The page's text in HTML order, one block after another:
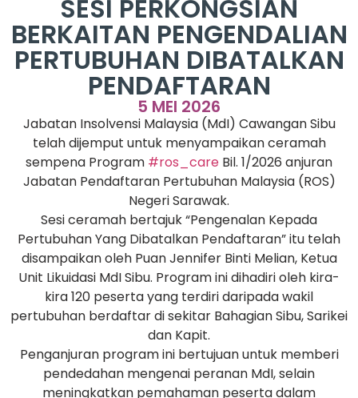
SESI PERKONGSIAN
BERKAITAN PENGENDALIAN
PERTUBUHAN DIBATALKAN
PENDAFTARAN
5 MEI 2026
Jabatan Insolvensi Malaysia (MdI) Cawangan Sibu
telah dijemput untuk menyampaikan ceramah
sempena Program #ros_care Bil. 1/2026 anjuran
Jabatan Pendaftaran Pertubuhan Malaysia (ROS)
Negeri Sarawak.
Sesi ceramah bertajuk “Pengenalan Kepada
Pertubuhan Yang Dibatalkan Pendaftaran” itu telah
disampaikan oleh Puan Jennifer Binti Melian, Ketua
Unit Likuidasi MdI Sibu. Program ini dihadiri oleh kira-
kira 120 peserta yang terdiri daripada wakil
pertubuhan berdaftar di sekitar Bahagian Sibu, Sarikei
dan Kapit.
Penganjuran program ini bertujuan untuk memberi
pendedahan mengenai peranan MdI, selain
meningkatkan pemahaman peserta dalam